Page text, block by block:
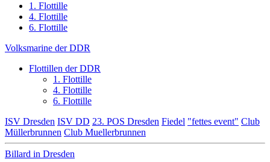
1. Flottille
4. Flottille
6. Flottille
Volksmarine der DDR
Flottillen der DDR
1. Flottille
4. Flottille
6. Flottille
ISV Dresden ISV DD 23. POS Dresden Fiedel "fettes event" Club
Müllerbrunnen Club Muellerbrunnen
Billard in Dresden